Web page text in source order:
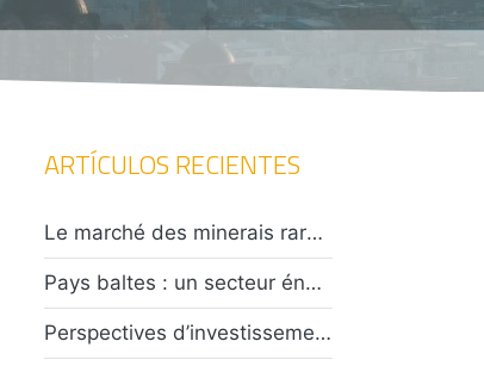
ARTÍCULOS RECIENTES
Le marché des minerais rares en Asie centrale : opportunités et défis pour les investisseurs
Pays baltes : un secteur énergétique en plein essor confronté à un climat de tensions caractérisées
Perspectives d’investissements en Indonésie : entre attractivité économique et défis sécuritaires